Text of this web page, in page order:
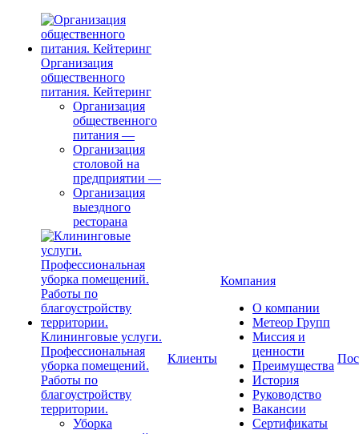
Организация
общественного
питания. Кейтеринг
Организация
общественного
питания —
Организация
столовой на
предприятии —
Организация
выездного
ресторана
Клининговые услуги.
Профессиональная
уборка помещений.
Работы по
благоустройству
территории.
Уборка
Клиенты
Компания
О компании
Метеор Групп
Миссия и
ценности
Преимущества
История
Руководство
Вакансии
Сертификаты